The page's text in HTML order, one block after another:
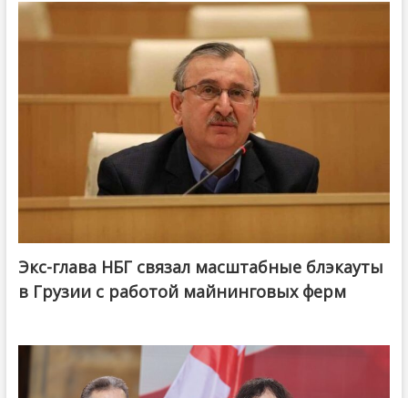
Экс-глава НБГ связал масштабные блэкауты
в Грузии с работой майнинговых ферм